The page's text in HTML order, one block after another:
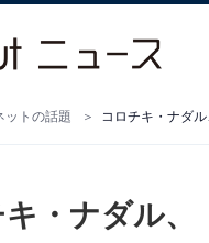
ットの話題 コロチキ・ナダ
・ナダル、